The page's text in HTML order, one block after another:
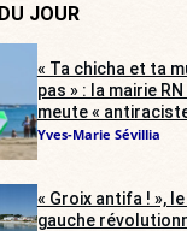
JOUR
« Ta chicha et ta
pas » : la mairie
meute «
Yves-Marie Sévillia
« Groix antifa ! »,
gauche